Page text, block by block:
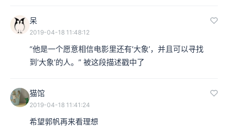
呆
2019-04-18 11:48:12
“他是一个愿意相信电影里还有‘大象’，并且可以寻找
到‘大象’的人。” 被这段描述戳中了
猫馆
2019-04-18 11:41:24
希望郭帆再来看理想